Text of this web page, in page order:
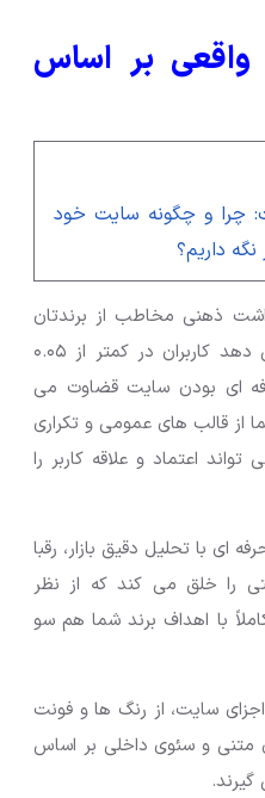
بر اساس
چرا و چگونه سایت خود
داریم؟
ذهنی مخاطب از برندتان
است. تحقیقات نشان می دهد کاربران در کمتر از ۰.۰۵
ای بودن سایت قضاوت می
از قالب های عمومی و تکراری
اعتماد و علاقه کاربر را
با تحلیل دقیق بازار، رقبا
را خلق می کند که از نظر
با اهداف برند شما هم سو
سایت، از رنگ ها و فونت
متنی و سئوی داخلی بر اساس